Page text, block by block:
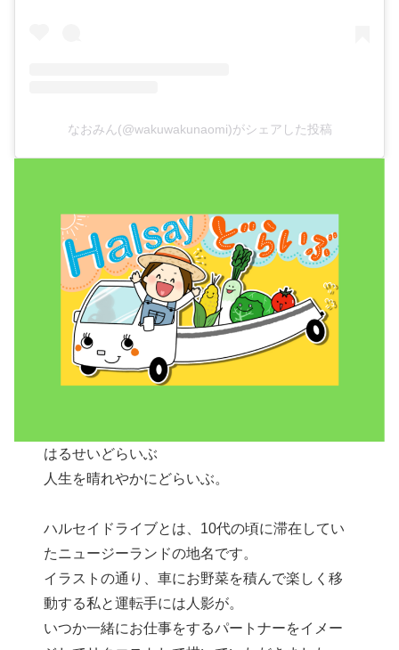
なおみん(@wakuwakunaomi)がシェアした投稿
はるせいどらいぶ
人生を晴れやかにどらいぶ。
ハルセイドライブとは、10代の頃に滞在してい
たニュージーランドの地名です。
イラストの通り、車にお野菜を積んで楽しく移
動する私と運転手には人影が。
いつか一緒にお仕事をするパートナーをイメー